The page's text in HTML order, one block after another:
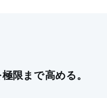
限まで高める。